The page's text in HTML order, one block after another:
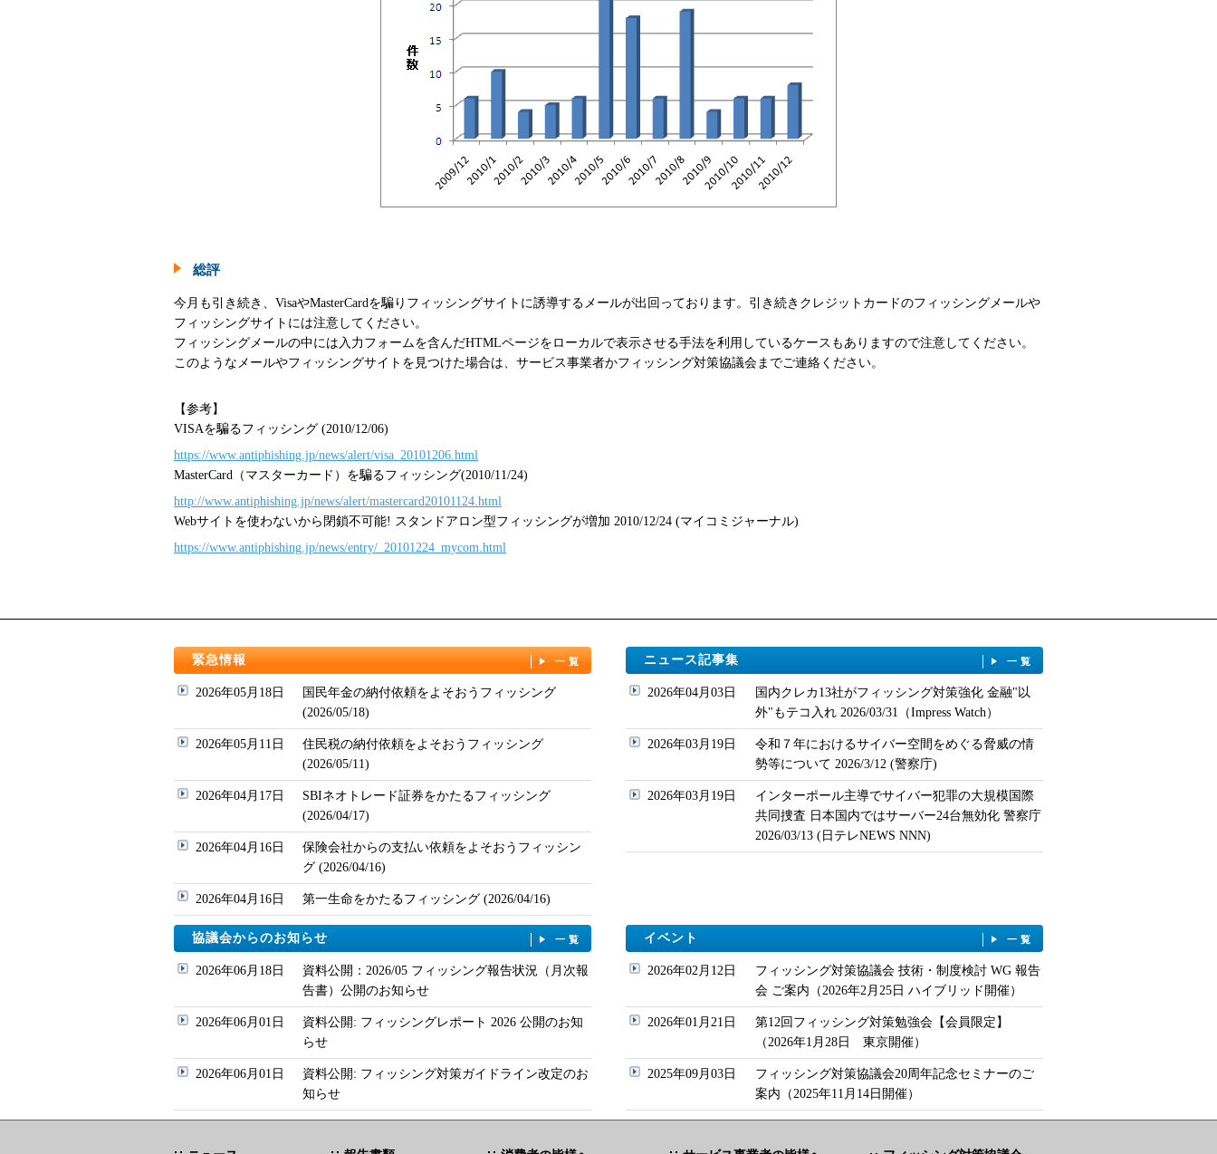
総評
今月も引き続き、VisaやMasterCardを騙りフィッシングサイトに誘導するメールが出回っております。引き続きクレジットカードのフィッシングメールや
フィッシングサイトには注意してください。
フィッシングメールの中には入力フォームを含んだHTMLページをローカルで表示させる手法を利用しているケースもありますので注意してください。
このようなメールやフィッシングサイトを見つけた場合は、サービス事業者かフィッシング対策協議会までご連絡ください。
【参考】
VISAを騙るフィッシング (2010/12/06)
https://www.antiphishing.jp/news/alert/visa_20101206.html
MasterCard（マスターカード）を騙るフィッシング(2010/11/24)
http://www.antiphishing.jp/news/alert/mastercard20101124.html
Webサイトを使わないから閉鎖不可能! スタンドアロン型フィッシングが増加 2010/12/24 (マイコミジャーナル)
https://www.antiphishing.jp/news/entry/_20101224_mycom.html
緊急情報 一覧
2026年05月18日
国民年金の納付依頼をよそおうフィッシング
(2026/05/18)
2026年05月11日
住民税の納付依頼をよそおうフィッシング
(2026/05/11)
2026年04月17日
SBIネオトレード証券をかたるフィッシング
(2026/04/17)
2026年04月16日
保険会社からの支払い依頼をよそおうフィッシン
グ (2026/04/16)
2026年04月16日 第一生命をかたるフィッシング (2026/04/16)
ニュース記事集 一覧
2026年04月03日
国内クレカ13社がフィッシング対策強化 金融"以
外"もテコ入れ 2026/03/31（Impress Watch）
2026年03月19日
令和７年におけるサイバー空間をめぐる脅威の情
勢等について 2026/3/12 (警察庁)
2026年03月19日
インターポール主導でサイバー犯罪の大規模国際
共同捜査 日本国内ではサーバー24台無効化 警察庁
2026/03/13 (日テレNEWS NNN)
協議会からのお知らせ 一覧
2026年06月18日
資料公開：2026/05 フィッシング報告状況（月次報
告書）公開のお知らせ
2026年06月01日
資料公開: フィッシングレポート 2026 公開のお知
らせ
2026年06月01日
資料公開: フィッシング対策ガイドライン改定のお
知らせ
イベント 一覧
2026年02月12日
フィッシング対策協議会 技術・制度検討 WG 報告
会 ご案内（2026年2月25日 ハイブリッド開催）
2026年01月21日
第12回フィッシング対策勉強会【会員限定】
（2026年1月28日 東京開催）
2025年09月03日
フィッシング対策協議会20周年記念セミナーのご
案内（2025年11月14日開催）